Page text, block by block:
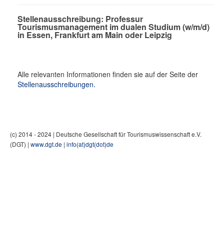
Stellenausschreibung: Professur
Tourismusmanagement im dualen Studium (w/m/d)
in Essen, Frankfurt am Main oder Leipzig
Alle relevanten Informationen finden sie auf der Seite der
Stellenausschreibungen.
(c) 2014 - 2024 | Deutsche Gesellschaft für Tourismuswissenschaft e.V.
(DGT) | www.dgt.de | info(at)dgt(dot)de